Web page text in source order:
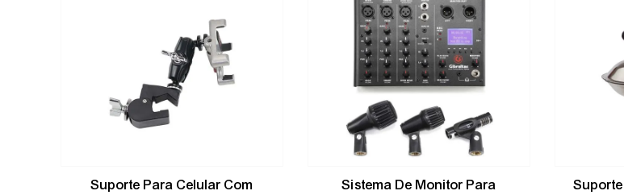
Suporte Para Celular Com
Sistema De Monitor Para